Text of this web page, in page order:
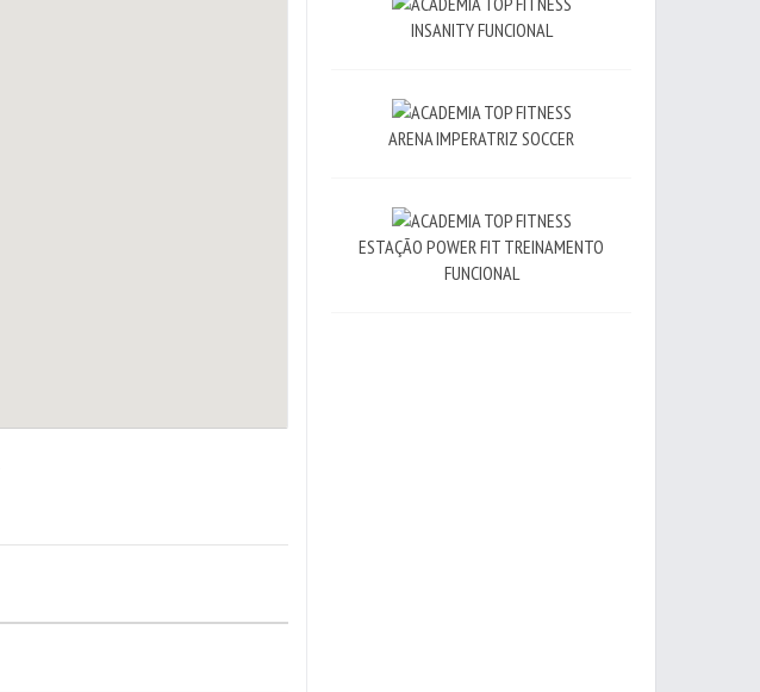
INSANITY FUNCIONAL
ARENA IMPERATRIZ SOCCER
ESTAÇÃO POWER FIT TREINAMENTO
FUNCIONAL